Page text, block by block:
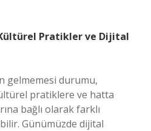
Pratikler ve Dijital
gelmemesi durumu,
pratiklere ve hatta
bağlı olarak farklı
Günümüzde dijital